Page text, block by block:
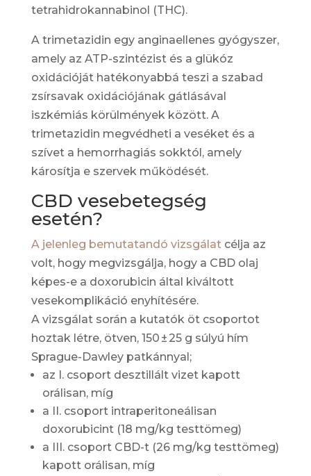
tetrahidrokannabinol (THC).
A trimetazidin egy anginaellenes gyógyszer,
amely az ATP-szintézist és a glükóz
oxidációját hatékonyabbá teszi a szabad
zsírsavak oxidációjának gátlásával
iszkémiás körülmények között. A
trimetazidin megvédheti a veséket és a
szívet a hemorrhagiás sokktól, amely
károsítja e szervek működését.
CBD vesebetegség
esetén?
A jelenleg bemutatandó vizsgálatcélja az
volt, hogy megvizsgálja, hogy a CBD olaj
képes-e a doxorubicin által kiváltott
vesekomplikáció enyhítésére.
A vizsgálat során a kutatók öt csoportot
hoztak létre, ötven, 150 ± 25 g súlyú hím
Sprague-Dawley patkánnyal;
az I. csoport desztillált vizet kapott
orálisan, míg
a II. csoport intraperitoneálisan
doxorubicint (18 mg/kg testtömeg)
a III. csoport CBD-t (26 mg/kg testtömeg)
kapott orálisan, míg